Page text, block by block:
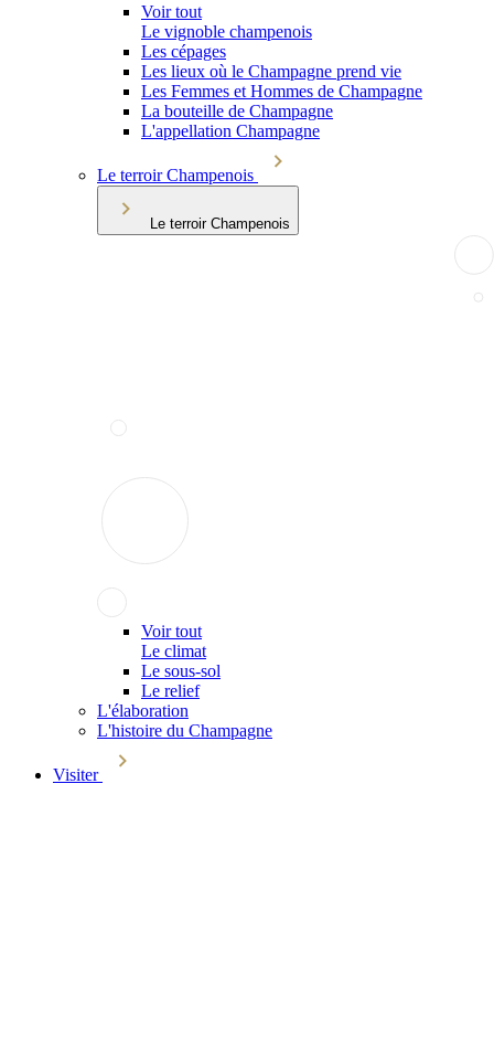
Voir tout
Le vignoble champenois
Les cépages
Les lieux où le Champagne prend vie
Les Femmes et Hommes de Champagne
La bouteille de Champagne
L'appellation Champagne
Le terroir Champenois
Le terroir Champenois
Voir tout
Le climat
Le sous-sol
Le relief
L'élaboration
L'histoire du Champagne
Visiter